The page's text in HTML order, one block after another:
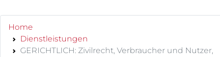
Home
Dienstleistungen
GERICHTLICH: Zivilrecht, Verbraucher und Nutzer,